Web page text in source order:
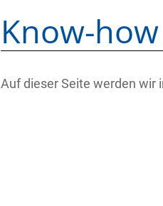
Know-
Auf dieser Seite werden wir